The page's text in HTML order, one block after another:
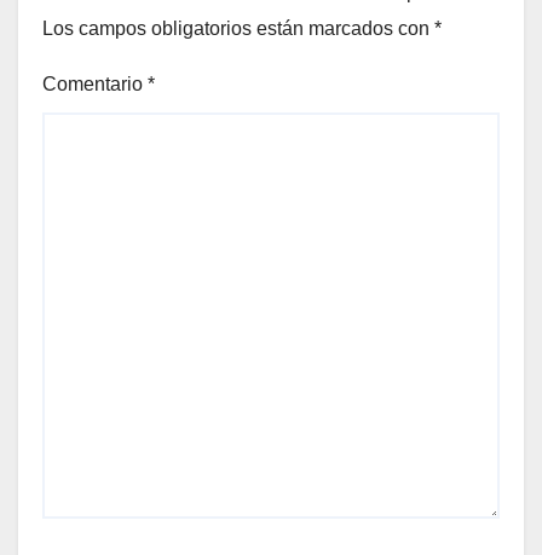
Los campos obligatorios están marcados con *
Comentario *